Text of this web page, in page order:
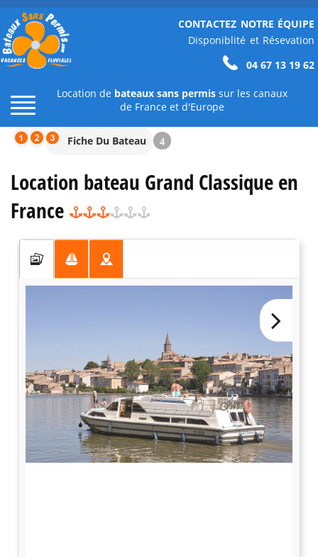
CONTACTEZ NOTRE ÉQUIPE
Disponiblité et Résevation
04 67 13 19 62
Location de bateaux sans permis sur les canaux
de France et d'Europe
Fiche Du Bateau 4
Location bateau Grand Classique en
France